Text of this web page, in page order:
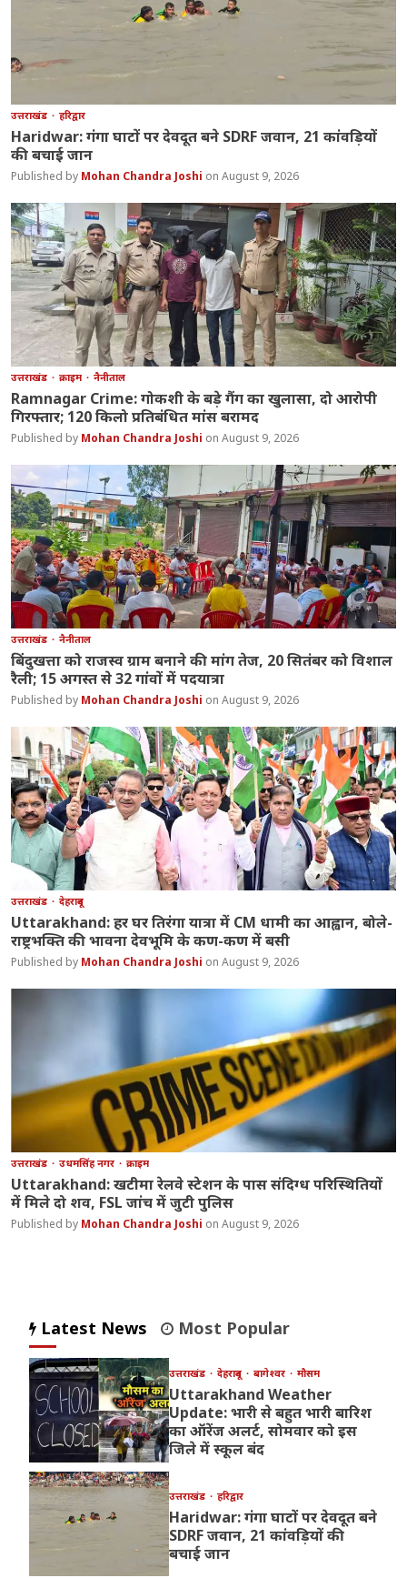
उत्तराखंड हरिद्वार
Haridwar: गंगा घाटों पर देवदूत बने SDRF जवान, 21 कांवड़ियों
की बचाई जान
Mohan Chandra Joshi August 9, 2026
उत्तराखंड क्राइम नैनीताल
Ramnagar Crime: गोकशी के बड़े गैंग का खुलासा, दो आरोपी
गिरफ्तार; 120 किलो प्रतिबंधित मांस बरामद
Mohan Chandra Joshi August 9, 2026
उत्तराखंड नैनीताल
बिंदुखत्ता को राजस्व ग्राम बनाने की मांग तेज, 20 सितंबर को विशाल
रैली; 15 अगस्त से 32 गांवों में पदयात्रा
Mohan Chandra Joshi August 9, 2026
उत्तराखंड देहरादून
Uttarakhand: हर घर तिरंगा यात्रा में CM धामी का आह्वान, बोले-
राष्ट्रभक्ति की भावना देवभूमि के कण-कण में बसी
Mohan Chandra Joshi August 9, 2026
उत्तराखंड उधमसिंह नगर क्राइम
Uttarakhand: खटीमा रेलवे स्टेशन के पास संदिग्ध परिस्थितियों
में मिले दो शव, FSL जांच में जुटी पुलिस
Mohan Chandra Joshi August 9, 2026
Latest News Most Popular
उत्तराखंड देहरादून बागेश्वर मौसम
Uttarakhand Weather
Update: भारी से बहुत भारी बारिश
का ऑरेंज अलर्ट, सोमवार को इस
जिले में स्कूल बंद
उत्तराखंड हरिद्वार
Haridwar: गंगा घाटों पर देवदूत बने
SDRF जवान, 21 कांवड़ियों की
बचाई जान